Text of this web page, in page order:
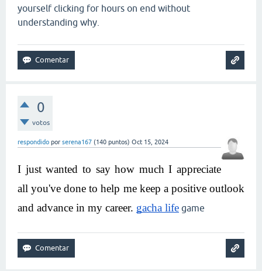
yourself clicking for hours on end without
understanding why.
0
votos
respondido por serena167 (140 puntos) Oct 15, 2024
I just wanted to say how much I appreciate
all you've done to help me keep a positive outlook
and advance in my career. gacha life game